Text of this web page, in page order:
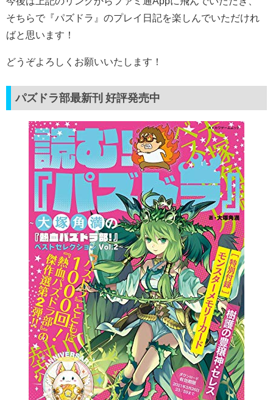
そちらで『パズドラ』のプレイ日記を楽しんでいただけれ
ばと思います！
どうぞよろしくお願いいたします！
パズドラ部最新刊 好評発売中